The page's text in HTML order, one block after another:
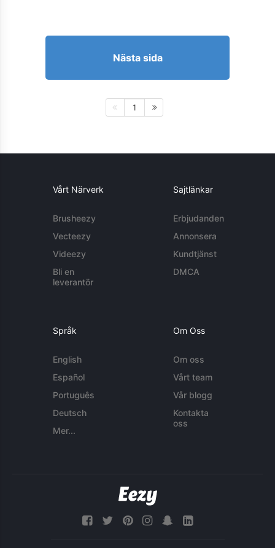
Nästa sida
1
Vårt Närverk
Brusheezy
Vecteezy
Videezy
Bli en
leverantör
Sajtlänkar
Erbjudanden
Annonsera
Kundtjänst
DMCA
Språk
English
Español
Português
Deutsch
Mer...
Om Oss
Om oss
Vårt team
Vår blogg
Kontakta
oss